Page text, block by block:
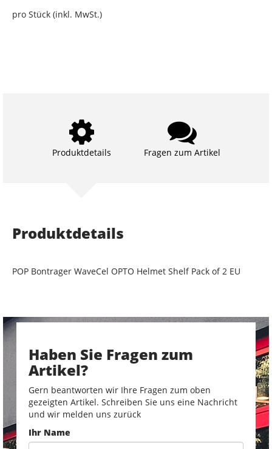
pro Stück (inkl. MwSt.)
Produktdetails Fragen zum Artikel
Produktdetails
POP Bontrager WaveCel OPTO Helmet Shelf Pack of 2 EU
Haben Sie Fragen zum
Artikel?
Gern beantworten wir Ihre Fragen zum oben
gezeigten Artikel. Schreiben Sie uns eine Nachricht
und wir melden uns zurück
Ihr Name